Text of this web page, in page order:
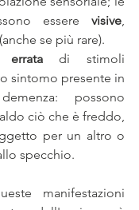
essere visive
(anche se più rare).
errata di stimoli
sintomo presente in
possono
ciò che è freddo,
per un altro o
specchio.
manifestazioni